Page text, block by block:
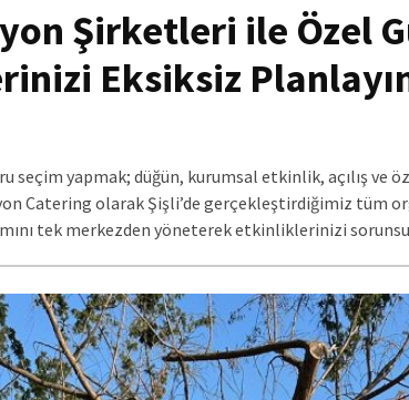
Şirketleri ile Özel
Eksiksiz
seçim yapmak; düğün, kurumsal etkinlik, açılış ve
Catering olarak Şişli’de gerçekleştirdiğimiz tüm
tek merkezden yöneterek etkinliklerinizi